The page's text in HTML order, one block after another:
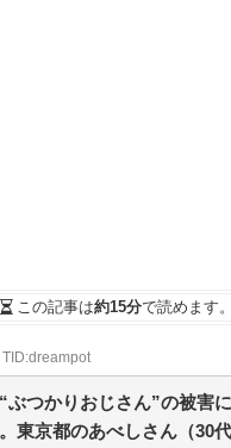
金総書記
「日本の
わない？
のようで
い話ですな
！最速152
奮 / 2chま
ンテナ！
まで！時
較 / 2chま
者ホーム
浦和レ
おまとめア
この記事は約15分で読めます。
つかりおじさん”の被害
東京都のあべしさん（30代